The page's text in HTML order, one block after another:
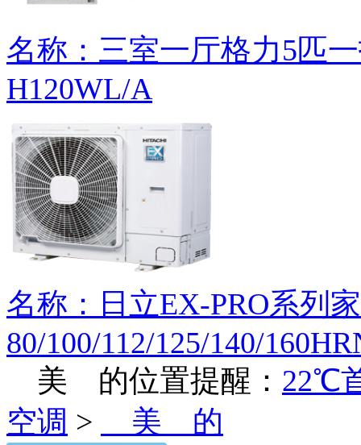
名称：三室一厅格力5匹
H120WL/A
名称：日立EX-PRO系列
80/100/112/125/140/
美 的位置提醒： 22℃
空调 > 美 的